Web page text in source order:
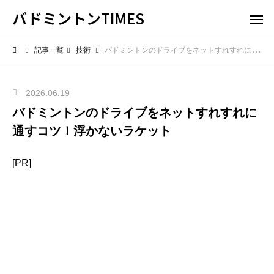
バドミントンTIMES
記事一覧 技術 バドミントンのドライブをネットすれすれに通すコツ！浮かないラケット
2026.06.19
バドミントンのドライブをネットすれすれに
通すコツ！浮かないラケット
[PR]